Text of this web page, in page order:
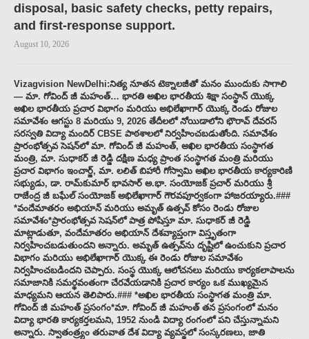
disposal, basic safety checks, petty repairs,
and first-response support.
August 10, 2026
Vizagvision NewDelhi:నిత్య నూతన టెక్నాలజీతో మనం ముందుకు సాగాలి
— మా. గోవింద్ జీ మహంత్… భారతి అఖిల భారతీయ శిక్షా సంస్థాన్ యొక్క
అఖిల భారతీయ ప్రచార విభాగం మరియు అభిలేఖాగార్ యొక్క రెండు రోజుల
సమావేశం ఆగస్టు 8 మరియు 9, 2026 తేదీలలో నోయిడాలోని భౌరావ్ దేవరస్
సరస్వతి విద్యా మందిర్ CBSE పాఠశాలలో నిర్వహించబడుతోంది. సమావేశం
ప్రారంభోత్సవ సెషన్‌లో మా. గోవింద్ జీ మహంత్, అఖిల భారతీయ సంస్థాగత
మంత్రి, మా. సుధాకర్ జీ రెడ్డి దక్షిణ మధ్య ప్రాంత సంస్థాగత మంత్రి మరియు
ప్రచార విభాగం ఇంచార్జ్, మా. లలిత్ బిహారీ గోస్వామి అఖిల భారతీయ కార్యకారిణి
సభ్యుడు, డా. రామ్‌కుమార్ భావసార్ అ.భా. సంయోజక్ ప్రచార్ మరియు శ్రీ
రాజేంద్ర జీ బఘేల్ సంయోజక్ అభిలేఖాగార్ గౌరవపూర్వకంగా హాజరయ్యారు.###
*వందేమాతరం అభియాన్ మరియు అమృత్ ఉత్సవ్ కోసం రెండు రోజుల
సమావేశం*ప్రారంభోత్సవ సెషన్‌లో పాత్ర పోషిస్తూ మా. సుధాకర్ జీ రెడ్డి
మాట్లాడుతూ, వందేమాతరం అభియాన్ దేశవ్యాప్తంగా విస్తృతంగా
నిర్వహించబడుతుందని అన్నారు. అమృత్ ఉత్సవ్‌ను దృష్టిలో ఉంచుకుని ప్రచార
విభాగం మరియు అభిలేఖాగార్ యొక్క ఈ రెండు రోజుల సమావేశం
నిర్వహించబడిందని చెప్పారు. సంస్థ యొక్క ఆలోచనలు మరియు కార్యకలాపాలను
సమాజానికి సమర్థవంతంగా చేరవేయడానికి ప్రచార కార్యం ఒక ముఖ్యమైన
మాధ్యమని ఆయన తెలిపారు.### *అఖిల భారతీయ సంస్థాగత మంత్రి మా.
గోవింద్ జీ మహంత్ ప్రసంగం*మా. గోవింద్ జీ మహంత్ తన ప్రసంగంలో మనం
విద్యా భారతి కార్యకర్తలమని, 1952 నుండి విద్యా రంగంలో పని చేస్తున్నామని
అన్నారు. స్వాతంత్ర్యం తరువాత దేశ విద్యా వ్యవస్థలో సంస్కరణలు, జాతి